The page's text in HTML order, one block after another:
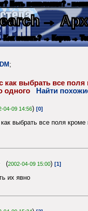
Есть пожелания? -
→
искать? → Карта →
DM ;
как выбрать все поля
одного
Найти
04-09 14:56) [0]
выбрать все поля кроме
(2002-04-09 15:00) [1]
их явно